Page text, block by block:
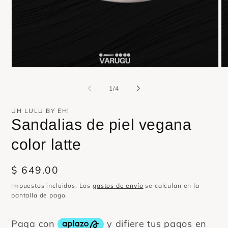
una
modal
1/de
4
UH LULU BY EH!
Sandalias de piel vegana
color latte
Precio
habitual
$ 649.00
Impuestos incluidos. Los gastos de envío se calculan en la
pantalla de pago.